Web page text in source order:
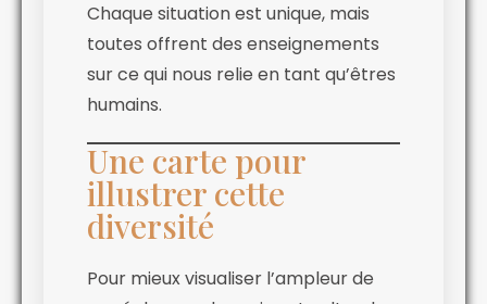
Chaque situation est unique, mais
toutes offrent des enseignements
sur ce qui nous relie en tant qu’êtres
humains.
Une carte pour
illustrer cette
diversité
Pour mieux visualiser l’ampleur de